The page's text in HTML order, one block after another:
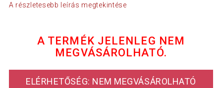
A részletesebb leírás megtekintése
A TERMÉK JELENLEG NEM
MEGVÁSÁROLHATÓ.
ELÉRHETŐSÉG: NEM MEGVÁSÁROLHATÓ